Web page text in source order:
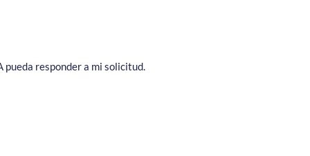
responder a mi solicitud.